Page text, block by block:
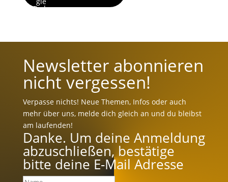
Newsletter abonnieren
nicht vergessen!
Verpasse nichts! Neue Themen, Infos oder auch
mehr über uns, melde dich gleich an und du bleibst
am laufenden!
Danke. Um deine Anmeldung
abzuschließen, bestätige
bitte deine E-Mail Adresse